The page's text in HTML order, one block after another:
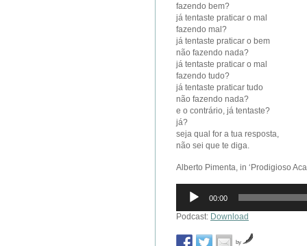
fazendo bem?
já tentaste praticar o mal
fazendo mal?
já tentaste praticar o bem
não fazendo nada?
já tentaste praticar o mal
fazendo tudo?
já tentaste praticar tudo
não fazendo nada?
e o contrário, já tentaste?
já?
seja qual for a tua resposta,
não sei que te diga.
Alberto Pimenta, in ‘Prodigioso
Reprodutor
áudio
00:00
Podcast: Download
by